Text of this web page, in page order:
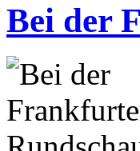
Bei der